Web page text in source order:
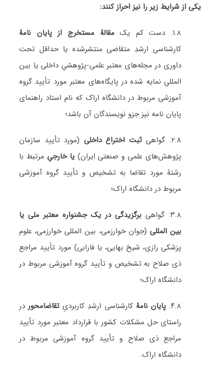
یکی از شرایط زیر را نیز احراز کنند:
۱.۸. دست کم یک
مقالۀ مستخرج از پایان نامۀ
کارشناسی ارشدِ متقاضی منتشرشده یا حداقل تحت
داوری در مجله‌های معتبر علمی-پژوهشیِ داخلی یا بین
المللیِ نمایه شده در پایگاه‌های معتبر مورد تأیید گروه
آموزشی مربوط در دانشگاه اراک که نام استاد راهنمای
پایان نامه نیز جزو نویسندگان آن باشد؛
۲.۸. گواهی ثبت اختراع داخلی (مورد تأیید سازمان
پژوهش‌های علمی و صنعتی ایران) یا خارجیِ مرتبط با
رشتۀ مورد تقاضا به تشخیص و تأیید گروه آموزشی
مربوط در دانشگاه اراک؛
۳.۸. گواهی
برگزیدگی در یک جشنواره معتبر ملی یا
بین المللی (جوان خوارزمی، بین المللی خوارزمی، علوم
پزشکی رازی، شیخ بهایی، یا فارابی) مورد تأیید مراجع
ذی صلاح به تشخیص و تأیید گروه آموزشی مربوط در
دانشگاه اراک؛
۴.۸. پایان نامۀ کارشناسی ارشدِ کاربردیِ تقاضامحوردر
راستای حل مشکلات کشور با قرارداد معتبر مورد تأیید
مراجع ذی صلاح و تأیید گروه آموزشی مربوط در
دانشگاه اراک.